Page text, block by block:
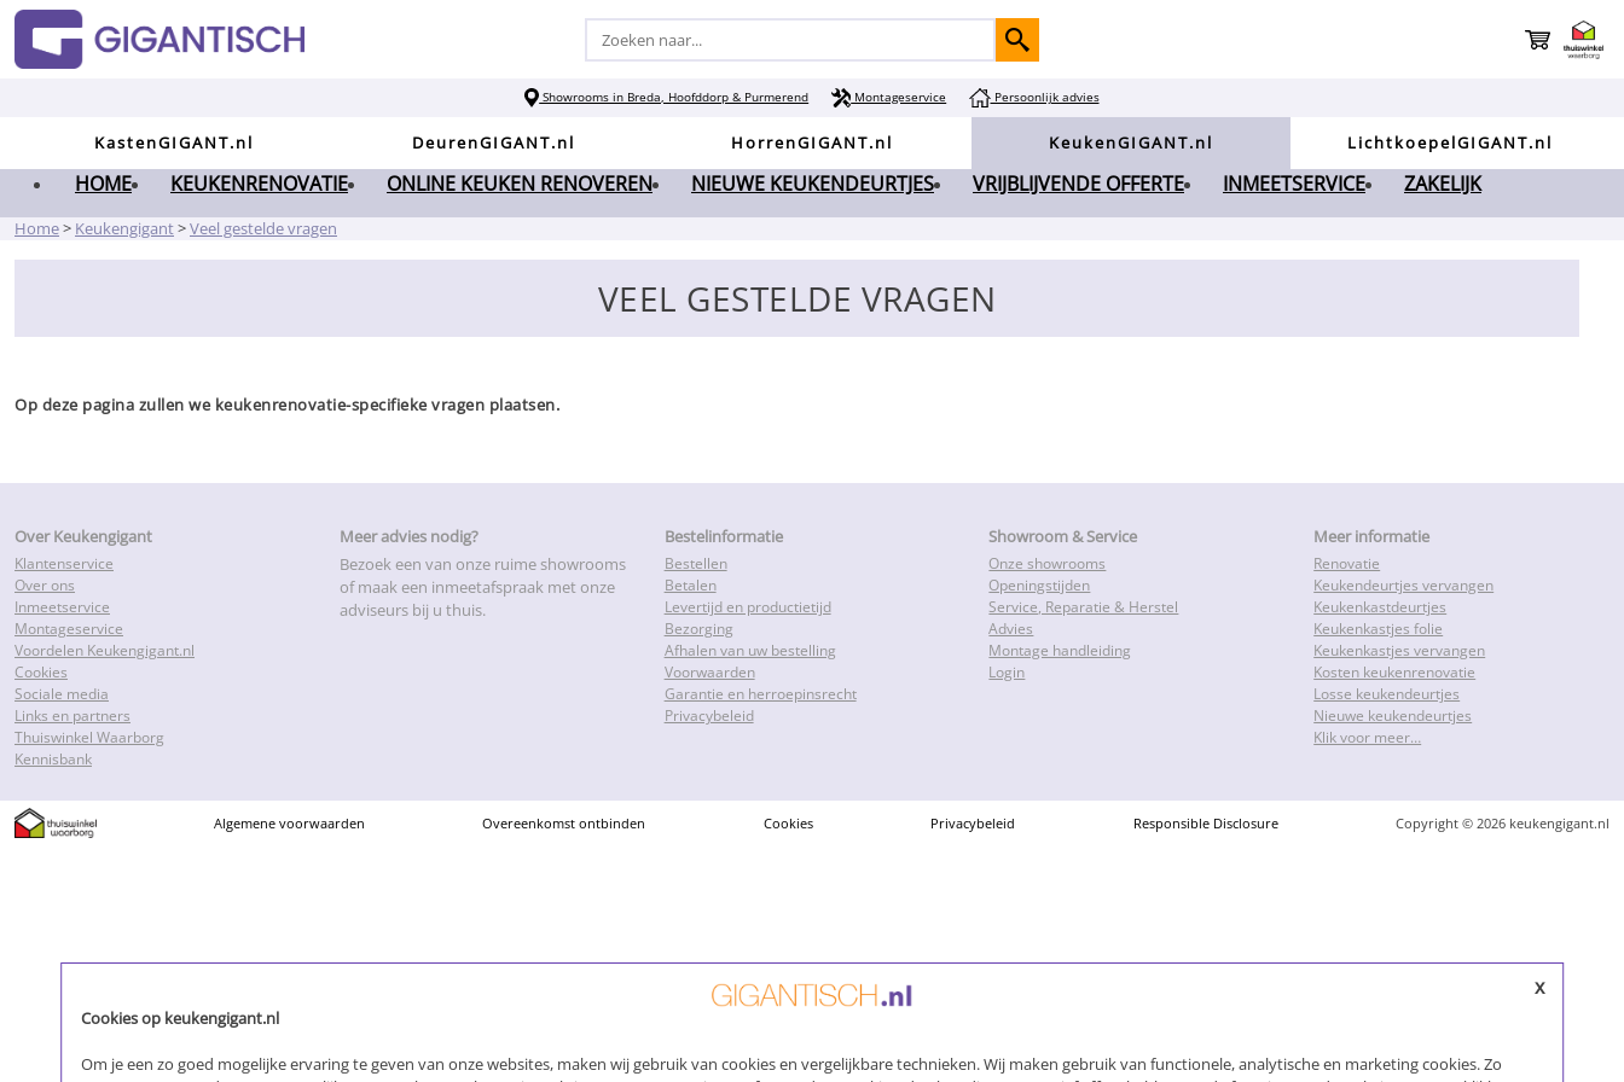
x
Cookies op keukengigant.nl
Om je een zo goed mogelijke ervaring te geven van onze websites, maken wij gebruik van cookies en vergelijkbare technieken. Wij maken gebruik van functionele, analytische en marketing cookies. Zo
Showrooms in Breda, Hoofddorp & Purmerend Montageservice Persoonlijk advies
KastenGIGANT.nl DeurenGIGANT.nl HorrenGIGANT.nl KeukenGIGANT.nl LichtkoepelGIGANT.nl
HOME KEUKENRENOVATIE ONLINE KEUKEN RENOVEREN NIEUWE KEUKENDEURTJES VRIJBLIJVENDE OFFERTE INMEETSERVICE ZAKELIJK
Home> Keukengigant>Veel gestelde vragen
VEEL GESTELDE VRAGEN
Op deze pagina zullen we keukenrenovatie-specifieke vragen plaatsen.
Over Keukengigant
Klantenservice
Over ons
Inmeetservice
Montageservice
Voordelen Keukengigant.nl
Cookies
Sociale media
Links en partners
Thuiswinkel Waarborg
Kennisbank
Meer advies nodig?
Bezoek een van onze ruime showrooms
of maak een inmeetafspraak met onze
adviseurs bij u thuis.
Bestelinformatie
Bestellen
Betalen
Levertijd en productietijd
Bezorging
Afhalen van uw bestelling
Voorwaarden
Garantie en herroepinsrecht
Privacybeleid
Showroom & Service
Onze showrooms
Openingstijden
Service, Reparatie & Herstel
Advies
Montage handleiding
Login
Meer informatie
Renovatie
Keukendeurtjes vervangen
Keukenkastdeurtjes
Keukenkastjes folie
Keukenkastjes vervangen
Kosten keukenrenovatie
Losse keukendeurtjes
Nieuwe keukendeurtjes
Klik voor meer…
Algemene voorwaarden Overeenkomst ontbinden Cookies Privacybeleid Responsible Disclosure Copyright © 2026 keukengigant.nl